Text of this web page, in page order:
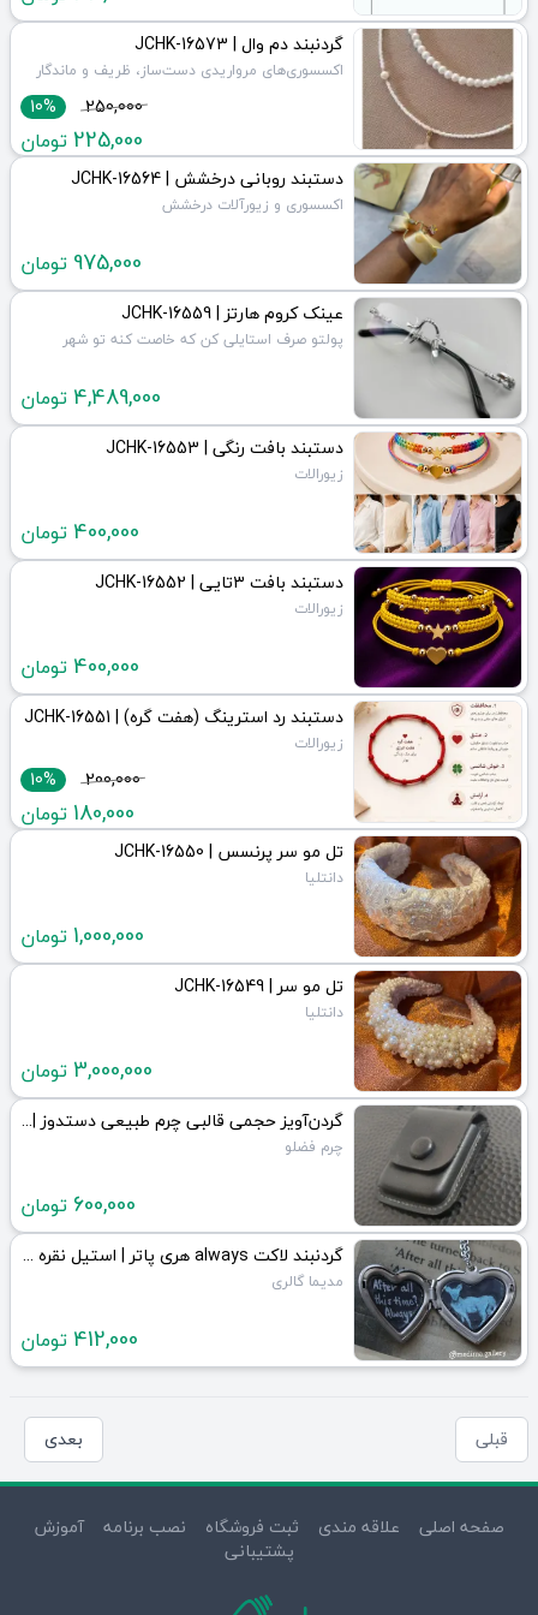
گردنبند دم وال | JCHK-16573
اکسسوری‌های مرواریدی دست‌ساز، ظریف و ماندگار
10% 250,000
225,000تومان
دستبند روبانی درخشش | JCHK-16564
اکسسوری و زیورآلات درخشش
975,000 تومان
عینک کروم هارتز | JCHK-16559
پولتو صرف استایلی کن که خاصت کنه تو شهر
4,489,000 تومان
دستبند بافت رنگی | JCHK-16553
زیورالات
400,000 تومان
دستبند بافت ۳تایی | JCHK-16552
زیورالات
400,000 تومان
دستبند رد استرینگ (هفت گره) | JCHK-16551
زیورالات
10% 200,000
180,000 تومان
تل مو سر پرنسس | JCHK-16550
دانتلیا
1,000,000 تومان
تل مو سر | JCHK-16549
دانتلیا
3,000,000 تومان
گردن‌آویز حجمی قالبی چرم طبیعی دستدوز | JCHK-16542
چرم فضلو
600,000 تومان
گردنبند لاکت always هری پاتر | استیل نقره ای | JCHK-16541
مدیما گالری
412,000 تومان
قبلی بعدی
صفحه اصلی علاقه مندی ثبت فروشگاه نصب برنامه
آموزش
پشتیبانی